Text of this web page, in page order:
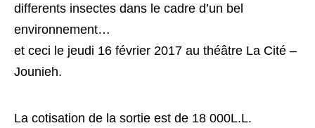
differents insectes dans le cadre d’un bel
environnement…
et ceci le jeudi 16 février 2017 au théâtre La Cité –
Jounieh.
La cotisation de la sortie est de 18 000L.L.